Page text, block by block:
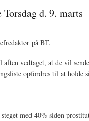
d. 9. marts
på BT.
vedtaget, at de vil
opfordres til at holde
med 40% siden